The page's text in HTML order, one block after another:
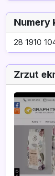
Numery
28 1910
Zrzut